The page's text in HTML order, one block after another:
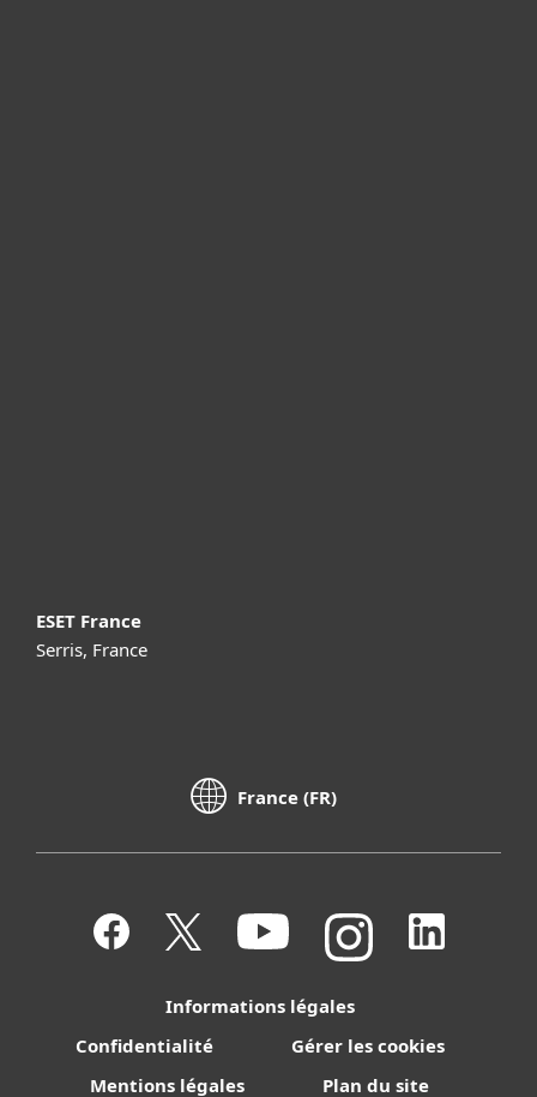
ESET France
Serris, France
France (FR)
Informations légales
Confidentialité
Gérer les cookies
Mentions légales
Plan du site